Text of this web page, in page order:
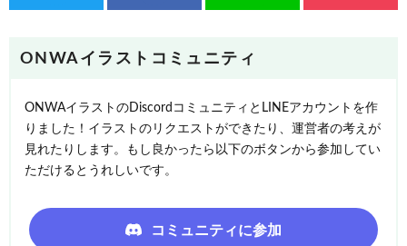
ONWAイラストコミュニティ
ONWAイラストのDiscordコミュニティとLINEアカウントを作
りました！イラストのリクエストができたり、運営者の考えが
見れたりします。もし良かったら以下のボタンから参加してい
ただけるとうれしいです。
コミュニティに参加